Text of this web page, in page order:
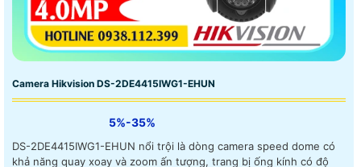
Camera Hikvision DS-2DE4415IWG1-EHUN
5%-35%
DS-2DE4415IWG1-EHUN nổi trội là dòng camera speed dome có
khả năng quay xoay và zoom ấn tượng, trang bị ống kính có độ